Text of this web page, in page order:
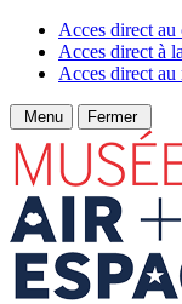
Acces direct au
Acces direct à
Acces direct au
Menu Fermer